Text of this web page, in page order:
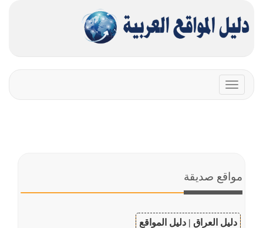
Toggle
navigation
مواقع صديقة
دليل العراق | دليل المواقع